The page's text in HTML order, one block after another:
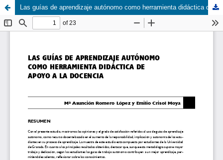
Las guías de aprendizaje autónomo como herramienta didáctica de apoyo a la docencia